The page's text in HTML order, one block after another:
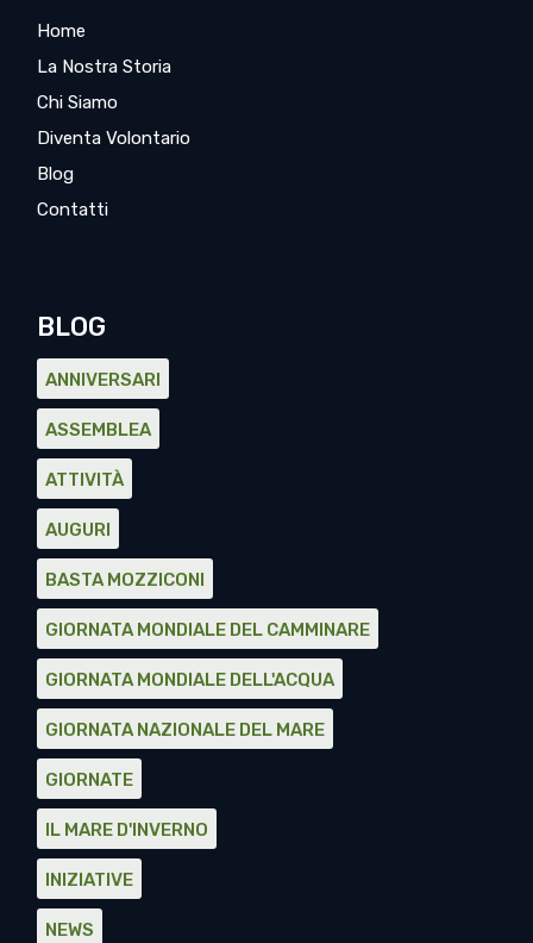
Home
La Nostra Storia
Chi Siamo
Diventa Volontario
Blog
Contatti
BLOG
ANNIVERSARI
ASSEMBLEA
ATTIVITÀ
AUGURI
BASTA MOZZICONI
GIORNATA MONDIALE DEL CAMMINARE
GIORNATA MONDIALE DELL'ACQUA
GIORNATA NAZIONALE DEL MARE
GIORNATE
IL MARE D'INVERNO
INIZIATIVE
NEWS